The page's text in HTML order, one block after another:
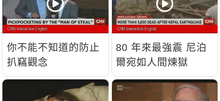
你不能不知道的防止
扒竊觀念
80 年來最強震 尼泊
爾宛如人間煉獄